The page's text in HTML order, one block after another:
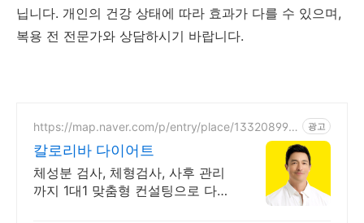
닙니다. 개인의 건강 상태에 따라 효과가 다를 수 있으며,
복용 전 전문가와 상담하시기 바랍니다.
https://map.naver.com/p/entry/place/133208994
광고
칼로리바 다이어트
체성분 검사, 체형검사, 사후 관리
까지 1대1 맞춤형 컨설팅으로 다이